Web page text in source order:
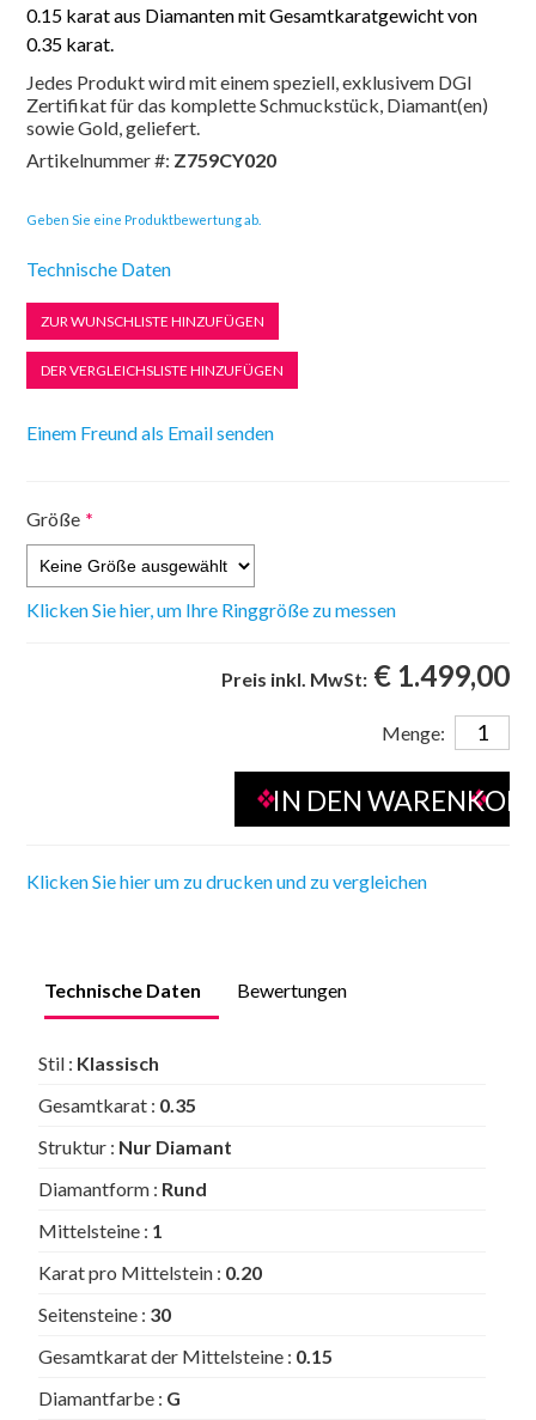
0.15 karat aus Diamanten mit Gesamtkaratgewicht von
0.35 karat.
Jedes Produkt wird mit einem speziell, exklusivem DGI
Zertifikat für das komplette Schmuckstück, Diamant(en)
sowie Gold, geliefert.
Artikelnummer #: Z759CY020
Geben Sie eine Produktbewertung ab.
Technische Daten
Größe *
Klicken Sie hier, um Ihre Ringgröße zu messen
Preis inkl. MwSt: € 1.499,00
Menge:
Klicken Sie hier um zu drucken und zu vergleichen
Technische Daten Bewertungen
Stil : Klassisch
Gesamtkarat : 0.35
Struktur : Nur Diamant
Diamantform : Rund
Mittelsteine : 1
Karat pro Mittelstein : 0.20
Seitensteine : 30
Gesamtkarat der Mittelsteine : 0.15
Diamantfarbe : G